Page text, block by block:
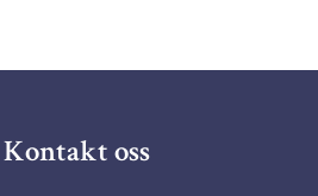
Kontakt oss